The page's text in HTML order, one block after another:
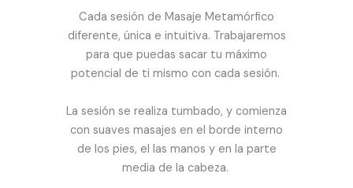
Cada sesión de Masaje Metamórfico
diferente, única e intuitiva. Trabajaremos
para que puedas sacar tu máximo
potencial de ti mismo con cada sesión.
La sesión se realiza tumbado, y comienza
con suaves masajes en el borde interno
de los pies, el las manos y en la parte
media de la cabeza.